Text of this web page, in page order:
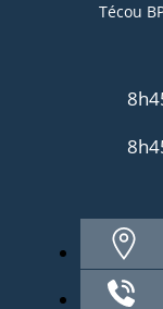
Técou